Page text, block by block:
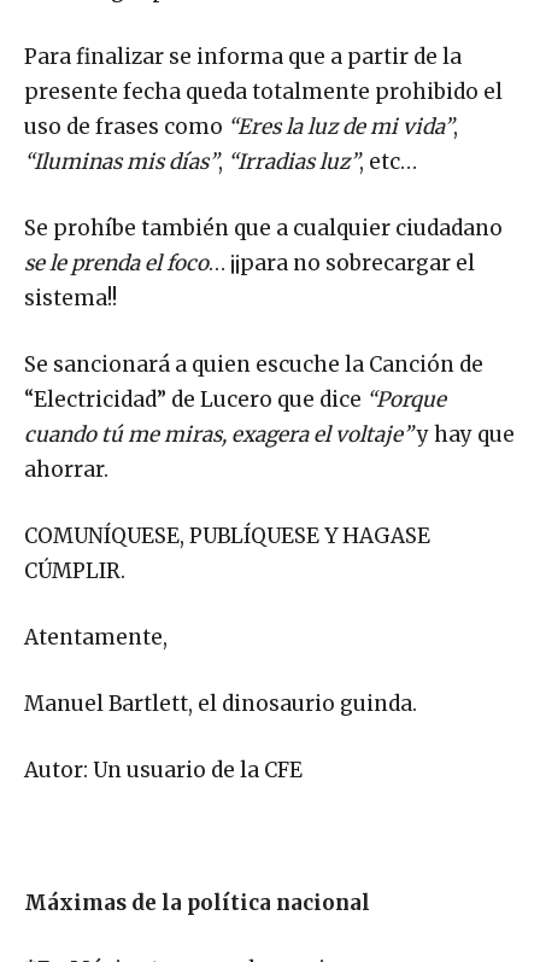
Para finalizar se informa que a partir de la
presente fecha queda totalmente prohibido el
uso de frases como “Eres la luz de mi vida”,
“Iluminas mis días”, “Irradias luz”, etc…
Se prohíbe también que a cualquier ciudadano
se le prenda el foco… ¡¡para no sobrecargar el
sistema!!
Se sancionará a quien escuche la Canción de
“Electricidad” de Lucero que dice “Porque
cuando tú me miras, exagera el voltaje”y hay que
ahorrar.
COMUNÍQUESE, PUBLÍQUESE Y HAGASE
CÚMPLIR.
Atentamente,
Manuel Bartlett, el dinosaurio guinda.
Autor: Un usuario de la CFE
Máximas de la política nacional